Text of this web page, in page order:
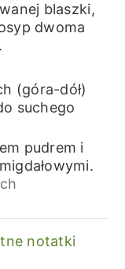
blaszki,
dwoma
(góra-dół)
suchego
pudrem i
notatki